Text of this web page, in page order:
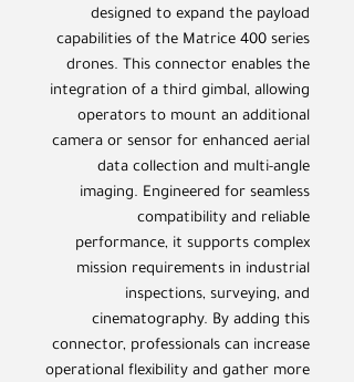
designed to expand the payload
capabilities of the Matrice 400 series
drones. This connector enables the
integration of a third gimbal, allowing
operators to mount an additional
camera or sensor for enhanced aerial
data collection and multi-angle
imaging. Engineered for seamless
compatibility and reliable
performance, it supports complex
mission requirements in industrial
inspections, surveying, and
cinematography. By adding this
connector, professionals can increase
operational flexibility and gather more